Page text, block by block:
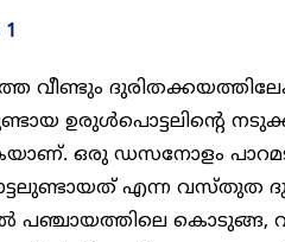
വീണ്ടും ദുരിതക്കയത്തിലേക്ക്
ഉരുൾപൊട്ടലിന്റെ
ഒരു ഡസനോളം
എന്ന വസ്തുത
പഞ്ചായത്തിലെ കൊടുങ്ങ,